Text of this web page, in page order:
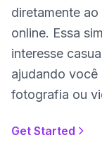
diretamente
online. Essa
interesse
ajudando você
fotografia ou
Get Started